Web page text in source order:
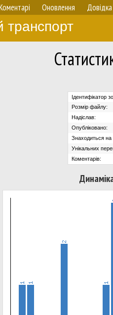
Оновлення Довідка
транспорт
Ідентифікатор
Розмір файлу:
Надіслав:
Опубліковано:
Знаходиться на
Унікальних
Коментарів: